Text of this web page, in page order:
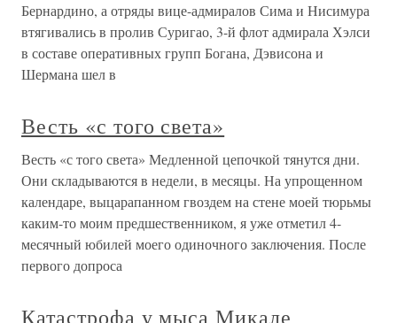
Бернардино, а отряды вице-адмиралов Сима и Нисимура
втягивались в пролив Суригао, 3-й флот адмирала Хэлси
в составе оперативных групп Богана, Дэвисона и
Шермана шел в
Весть «с того света»
Весть «с того света» Медленной цепочкой тянутся дни.
Они складываются в недели, в месяцы. На упрощенном
календаре, выцарапанном гвоздем на стене моей тюрьмы
каким-то моим предшественником, я уже отметил 4-
месячный юбилей моего одиночного заключения. После
первого допроса
Катастрофа у мыса Микале